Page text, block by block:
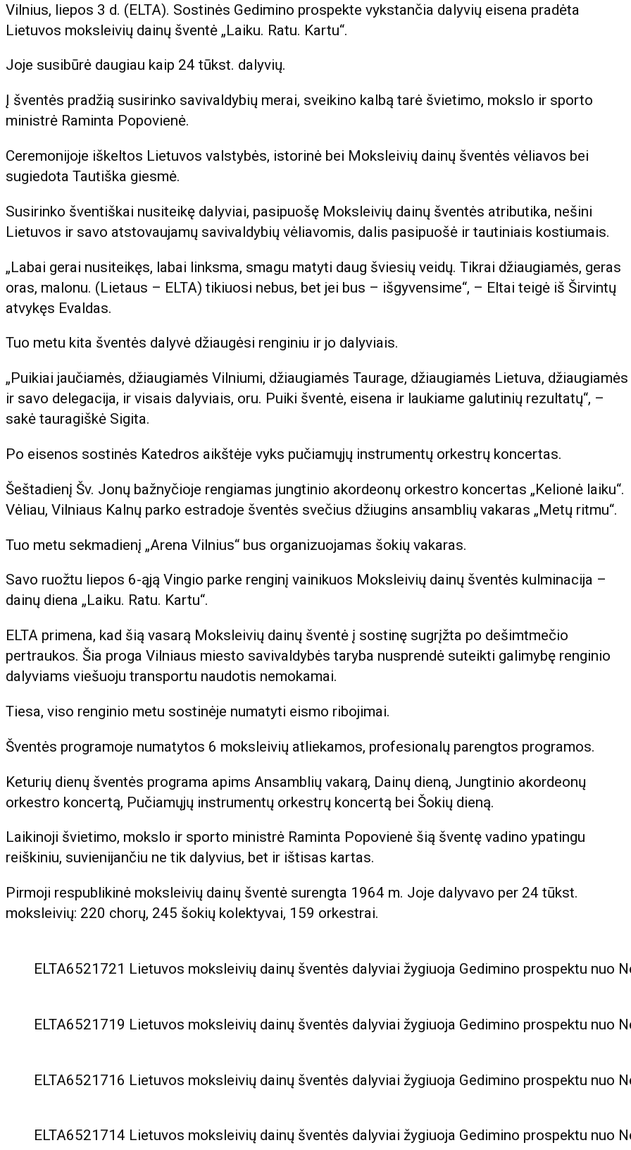
Vilnius, liepos 3 d. (ELTA). Sostinės Gedimino prospekte vykstančia dalyvių eisena pradėta
Lietuvos moksleivių dainų šventė „Laiku. Ratu. Kartu“.
Joje susibūrė daugiau kaip 24 tūkst. dalyvių.
Į šventės pradžią susirinko savivaldybių merai, sveikino kalbą tarė švietimo, mokslo ir sporto
ministrė Raminta Popovienė.
Ceremonijoje iškeltos Lietuvos valstybės, istorinė bei Moksleivių dainų šventės vėliavos bei
sugiedota Tautiška giesmė.
Susirinko šventiškai nusiteikę dalyviai, pasipuošę Moksleivių dainų šventės atributika, nešini
Lietuvos ir savo atstovaujamų savivaldybių vėliavomis, dalis pasipuošė ir tautiniais kostiumais.
„Labai gerai nusiteikęs, labai linksma, smagu matyti daug šviesių veidų. Tikrai džiaugiamės, geras
oras, malonu. (Lietaus – ELTA) tikiuosi nebus, bet jei bus – išgyvensime“, – Eltai teigė iš Širvintų
atvykęs Evaldas.
Tuo metu kita šventės dalyvė džiaugėsi renginiu ir jo dalyviais.
„Puikiai jaučiamės, džiaugiamės Vilniumi, džiaugiamės Taurage, džiaugiamės Lietuva, džiaugiamės
ir savo delegacija, ir visais dalyviais, oru. Puiki šventė, eisena ir laukiame galutinių rezultatų“, –
sakė tauragiškė Sigita.
Po eisenos sostinės Katedros aikštėje vyks pučiamųjų instrumentų orkestrų koncertas.
Šeštadienį Šv. Jonų bažnyčioje rengiamas jungtinio akordeonų orkestro koncertas „Kelionė laiku“.
Vėliau, Vilniaus Kalnų parko estradoje šventės svečius džiugins ansamblių vakaras „Metų ritmu“.
Tuo metu sekmadienį „Arena Vilnius“ bus organizuojamas šokių vakaras.
Savo ruožtu liepos 6-ąją Vingio parke renginį vainikuos Moksleivių dainų šventės kulminacija –
dainų diena „Laiku. Ratu. Kartu“.
ELTA primena, kad šią vasarą Moksleivių dainų šventė į sostinę sugrįžta po dešimtmečio
pertraukos. Šia proga Vilniaus miesto savivaldybės taryba nusprendė suteikti galimybę renginio
dalyviams viešuoju transportu naudotis nemokamai.
Tiesa, viso renginio metu sostinėje numatyti eismo ribojimai.
Šventės programoje numatytos 6 moksleivių atliekamos, profesionalų parengtos programos.
Keturių dienų šventės programa apims Ansamblių vakarą, Dainų dieną, Jungtinio akordeonų
orkestro koncertą, Pučiamųjų instrumentų orkestrų koncertą bei Šokių dieną.
Laikinoji švietimo, mokslo ir sporto ministrė Raminta Popovienė šią šventę vadino ypatingu
reiškiniu, suvienijančiu ne tik dalyvius, bet ir ištisas kartas.
Pirmoji respublikinė moksleivių dainų šventė surengta 1964 m. Joje dalyvavo per 24 tūkst.
moksleivių: 220 chorų, 245 šokių kolektyvai, 159 orkestrai.
ELTA6521721 Lietuvos moksleivių dainų šventės dalyviai žygiuoja Gedimino prospektu
ELTA6521719 Lietuvos moksleivių dainų šventės dalyviai žygiuoja Gedimino prospektu
ELTA6521716 Lietuvos moksleivių dainų šventės dalyviai žygiuoja Gedimino prospektu
ELTA6521714 Lietuvos moksleivių dainų šventės dalyviai žygiuoja Gedimino prospektu